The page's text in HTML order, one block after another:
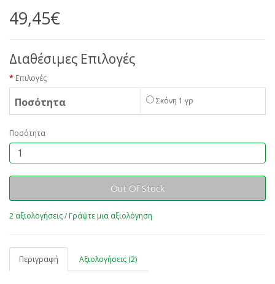
49,45€
Διαθέσιμες Επιλογές
Επιλογές
Ποσότητα Σκόνη 1 γρ
Ποσότητα
Out Of Stock
2 αξιολογήσεις/Γράψτε μια αξιολόγηση
Περιγραφή Αξιολογήσεις (2)